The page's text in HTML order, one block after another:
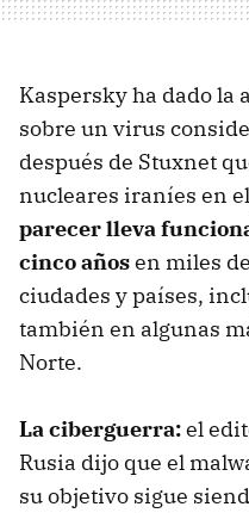
Kaspersky ha dado la
sobre un virus
después de Stuxnet
nucleares iraníes en
parecer lleva
cinco añosen miles
ciudades y países,
también en algunas
Norte.
La ciberguerra:el
Rusia dijo que el
su objetivo sigue